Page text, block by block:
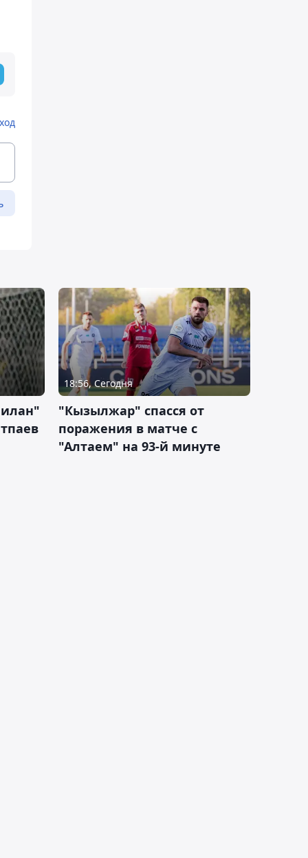
18:56, Сегодня
"Кызылжар" спасся от
поражения в матче с
"Алтаем" на 93-й минуте